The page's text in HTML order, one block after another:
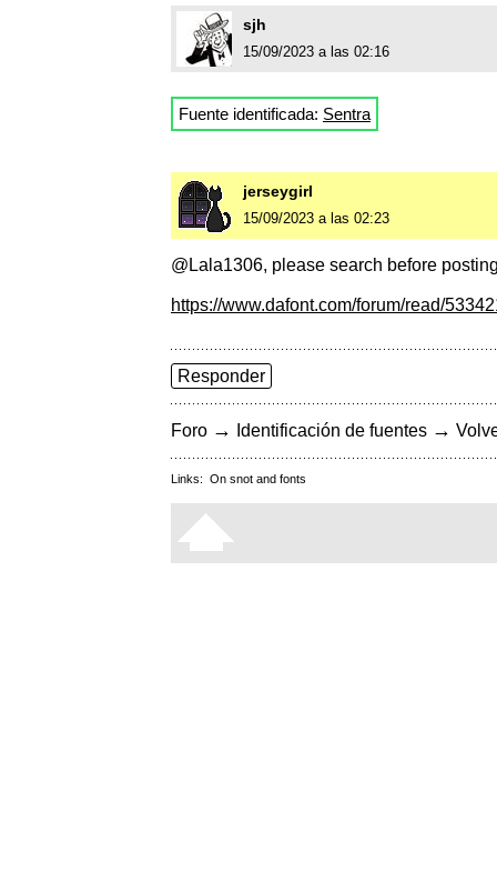
sjh
15/09/2023 a las 02:16
Fuente identificada: Sentra
jerseygirl
15/09/2023 a las 02:23
@Lala1306, please search before
https://www.dafont.com/forum/read/
Responder
Foro → Identificación de fuentes →
Links: On snot and fonts